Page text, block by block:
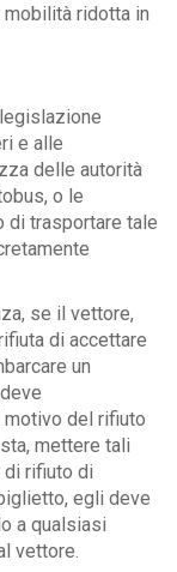
ridotta in
e alle
delle autorità
o le
di trasportare tale
se il vettore,
di accettare
un
del rifiuto
mettere tali
di rifiuto di
egli deve
a qualsiasi
vettore.